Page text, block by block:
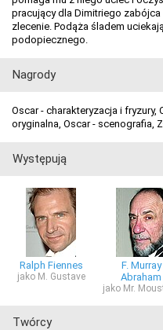
pracujący dla Dimitriego
zlecenie. Podąża śladem
podopiecznego.
Nagrody
Oscar - charakteryzacja i fryzury,
oryginalna, Oscar - scenografia,
Występują
Ralph Fiennes
jako M. Gustave
F. Murray
Abraham
jako Mr.
Twórcy